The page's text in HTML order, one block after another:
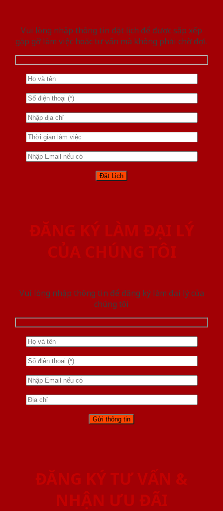
Vui lòng nhập thông tin đặt lịch để được sắp xếp
gặp gỡ làm việc hoăc tư vấn mà không phải chờ đợi.
ĐĂNG KÝ LÀM ĐẠI LÝ
CỦA CHÚNG TÔI
Vui lòng nhập thông tin để đăng ký làm đại lý của
chúng tôi
ĐĂNG KÝ TƯ VẤN &
NHẬN ƯU ĐÃI